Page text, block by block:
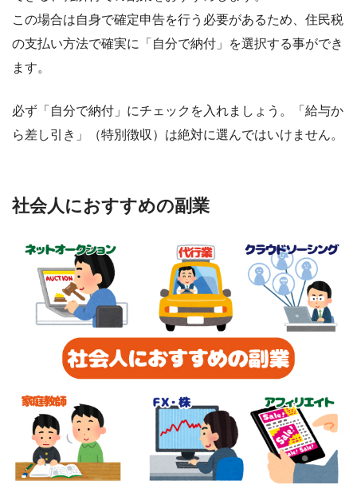
この場合は自身で確定申告を行う必要があるため、住民税
の支払い方法で確実に「自分で納付」を選択する事ができ
ます。
必ず「自分で納付」にチェックを入れましょう 。「給与か
ら差し引き」（特別徴収）は絶対に選んではいけません。
社会人におすすめの副業